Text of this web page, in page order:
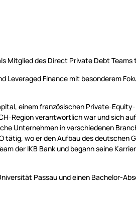
Mitglied des Direct Private Debt Teams
Leveraged Finance mit besonderem
einem französischen Private-
Region verantwortlich war und sich
Unternehmen in verschiedenen
tätig, wo er den Aufbau des deutschen
der IKB Bank und begann seine
Passau und einen Bachelor-